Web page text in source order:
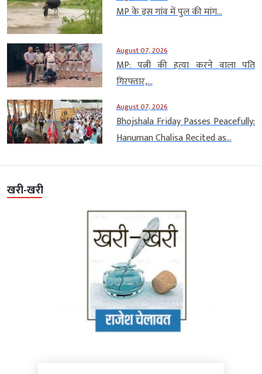
MP के इस गांव में पुल की मांग...
August 07, 2026
MP: पत्नी की हत्या करने वाला पति
गिरफ्तार,...
August 07, 2026
Bhojshala Friday Passes Peacefully:
Hanuman Chalisa Recited as...
खरी-खरी